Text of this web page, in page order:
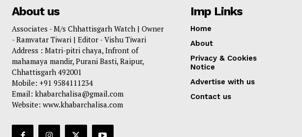
About us
Associates - M/s Chhattisgarh Watch | Owner
- Ramvatar Tiwari | Editor - Vishu Tiwari
Address : Matri-pitri chaya, Infront of
mahamaya mandir, Purani Basti, Raipur,
Chhattisgarh 492001
Mobile: +91 9584111234
Email: khabarchalisa@gmail.com
Website: www.khabarchalisa.com
Imp Links
Home
About
Privacy & Cookies
Notice
Advertise with us
Contact us